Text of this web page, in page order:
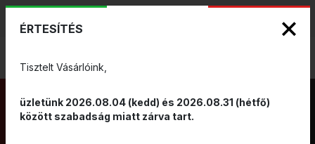
HUN
ÉRTESÍTÉS
Tisztelt Vásárlóink,
üzletünk 2026.08.04 (kedd) és 2026.08.31 (hétfő)
között szabadság miatt zárva tart.